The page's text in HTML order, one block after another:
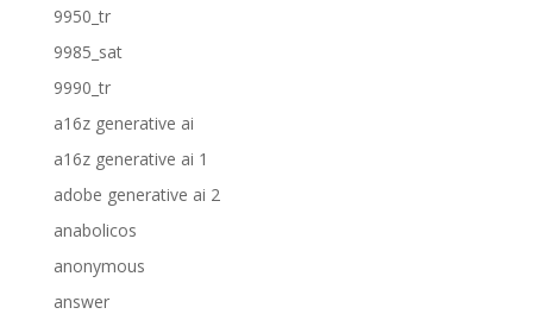
9950_tr
9985_sat
9990_tr
a16z generative ai
a16z generative ai 1
adobe generative ai 2
anabolicos
anonymous
answer